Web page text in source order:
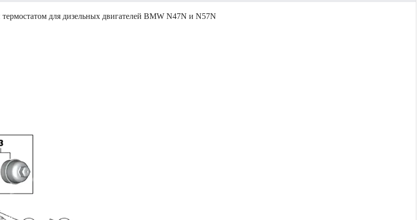
для дизельных двигателей BMW N47N и N57N